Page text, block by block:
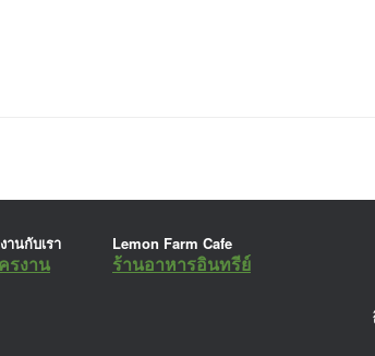
านกับเรา
รงาน
Lemon Farm Cafe
ร้านอาหารอินทรีย์